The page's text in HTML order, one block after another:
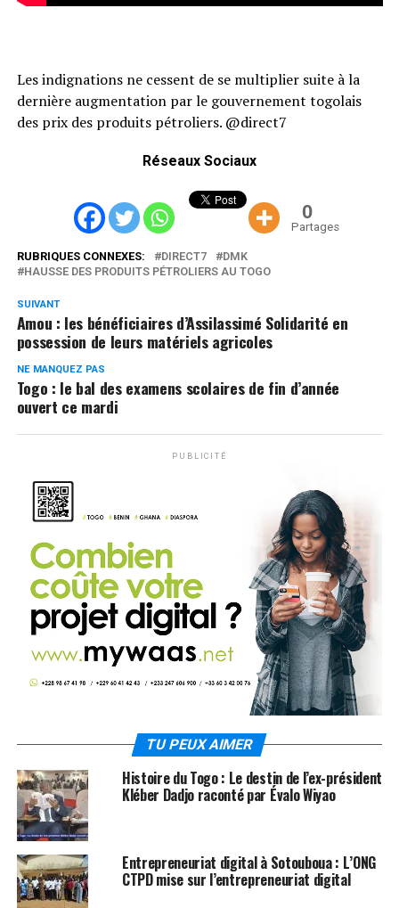
Les indignations ne cessent de se multiplier suite à la
dernière augmentation par le gouvernement togolais
des prix des produits pétroliers. @direct7
Réseaux Sociaux
0
Partages
RUBRIQUES CONNEXES: DIRECT7
DMK
HAUSSE DES PRODUITS PÉTROLIERS AU TOGO
SUIVANT
Amou : les bénéficiaires d’Assilassimé Solidarité en
possession de leurs matériels agricoles
NE MANQUEZ PAS
Togo : le bal des examens scolaires de fin d’année
ouvert ce mardi
PUBLICITÉ
TU PEUX AIMER
Histoire du Togo : Le destin de l’ex-président
Kléber Dadjo raconté par Évalo Wiyao
Entrepreneuriat digital à Sotouboua : L’ONG
CTPD mise sur l’entrepreneuriat digital